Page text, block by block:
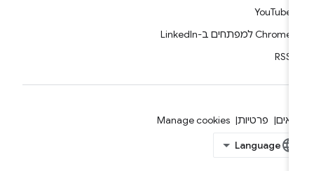
YouTube
Chrome למפתחים ב-LinkedIn
פרטיות Manage cookies